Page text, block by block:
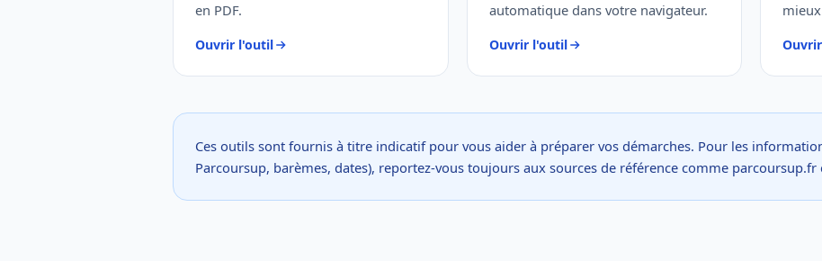
en PDF.
Ouvrir l'outil
automatique dans votre navigateur.
Ouvrir l'outil
Ces outils sont fournis à titre indicatif pour vous aider à préparer vos démarches. Pour les
Parcoursup, barèmes, dates), reportez-vous toujours aux sources de référence comme parcoursup.fr